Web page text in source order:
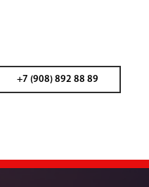
+7 (908) 892 88 89